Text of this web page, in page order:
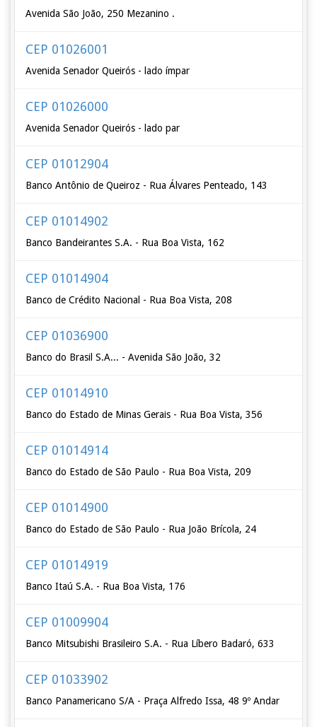
Avenida São João, 250 Mezanino .
CEP 01026001
Avenida Senador Queirós - lado ímpar
CEP 01026000
Avenida Senador Queirós - lado par
CEP 01012904
Banco Antônio de Queiroz - Rua Álvares Penteado, 143
CEP 01014902
Banco Bandeirantes S.A. - Rua Boa Vista, 162
CEP 01014904
Banco de Crédito Nacional - Rua Boa Vista, 208
CEP 01036900
Banco do Brasil S.A... - Avenida São João, 32
CEP 01014910
Banco do Estado de Minas Gerais - Rua Boa Vista, 356
CEP 01014914
Banco do Estado de São Paulo - Rua Boa Vista, 209
CEP 01014900
Banco do Estado de São Paulo - Rua João Brícola, 24
CEP 01014919
Banco Itaú S.A. - Rua Boa Vista, 176
CEP 01009904
Banco Mitsubishi Brasileiro S.A. - Rua Líbero Badaró, 633
CEP 01033902
Banco Panamericano S/A - Praça Alfredo Issa, 48 9º Andar